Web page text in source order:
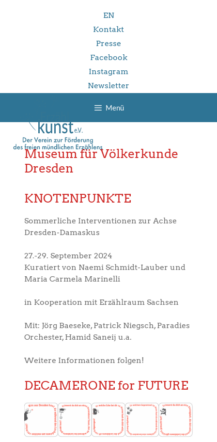
EN
Kontakt
Presse
Facebook
Instagram
Newsletter
Menü
Museum für Völkerkunde
Dresden
KNOTENPUNKTE
Sommerliche Interventionen zur Achse
Dresden-Damaskus
27.-29. September 2024
Kuratiert von Naemi Schmidt-Lauber und
Maria Carmela Marinelli
in Kooperation mit Erzählraum Sachsen
Mit: Jörg Baeseke, Patrick Niegsch, Paradies
Orchester, Hamid Saneij u.a.
Weitere Informationen folgen!
DECAMERONE for FUTURE